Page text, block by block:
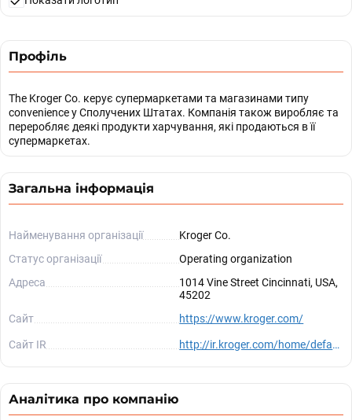
Профіль
The Kroger Co. керує супермаркетами та магазинами типу
convenience у Сполучених Штатах. Компанія також виробляє та
переробляє деякі продукти харчування, які продаються в її
супермаркетах.
Загальна інформація
Найменування організації
Kroger Co.
Статус організації
Operating organization
Адреса
1014 Vine Street Cincinnati, USA,
45202
Сайт
https://www.kroger.com/
Сайт IR http://ir.kroger.com/home/default.aspx
Аналітика про компанію